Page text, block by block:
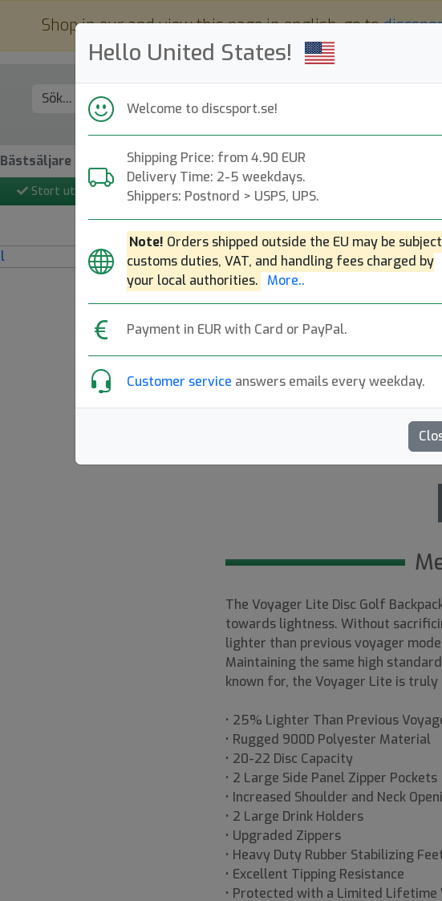
Hello United States!
Welcome to discsport.se!
Shipping Price: from 4.90 EUR
Delivery Time: 2-5 weekdays.
Shippers: Postnord > USPS, UPS.
Note! Orders shipped outside the EU may be
customs duties, VAT, and handling fees charged by
your local authorities. More..
Payment in EUR with Card or PayPal.
Customer service answers emails every weekday.
Shop in eur and view this page in english, go to
Bästsäljare Nyheter Påfyllt Kampanjer
Stort utbud Snabba leveranser Fri frakt över 149 EUR
Next MVP Voyager Lite
MVP Disc Sports|Ryggsäck
Recensioner (1)
The Voyager Lite Disc Golf
towards lightness. Without
lighter than previous voyager
Maintaining the same high
known for, the Voyager Lite is
• 25% Lighter Than Previous
• Rugged 900D Polyester Material
• 20-22 Disc Capacity
• 2 Large Side Panel Zipper Pockets
• Increased Shoulder and Neck
• 2 Large Drink Holders
• Upgraded Zippers
• Heavy Duty Rubber Stabilizing
• Excellent Tipping Resistance
• Protected with a Limited